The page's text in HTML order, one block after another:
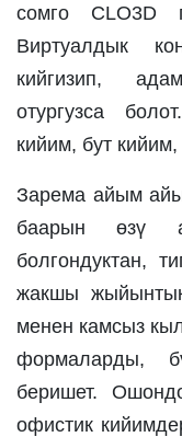
сомго CLO3D
Виртуалдык
кийгизип,
отургузса
кийим, бут
Зарема айым
баарын өзү
болгондуктан,
жакшы
менен камсыз
формаларды,
беришет.
офистик